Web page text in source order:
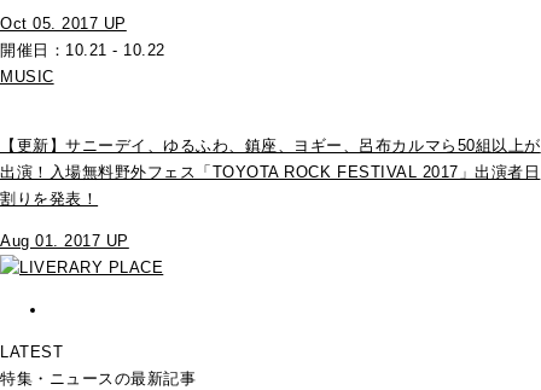
Oct 05. 2017 UP
開催日：10.21 - 10.22
MUSIC
【更新】サニーデイ、ゆるふわ、鎮座、ヨギー、呂布カルマら50組以上が
出演！入場無料野外フェス「TOYOTA ROCK FESTIVAL 2017」出演者日
割りを発表！
Aug 01. 2017 UP
LATEST
特集・ニュースの最新記事